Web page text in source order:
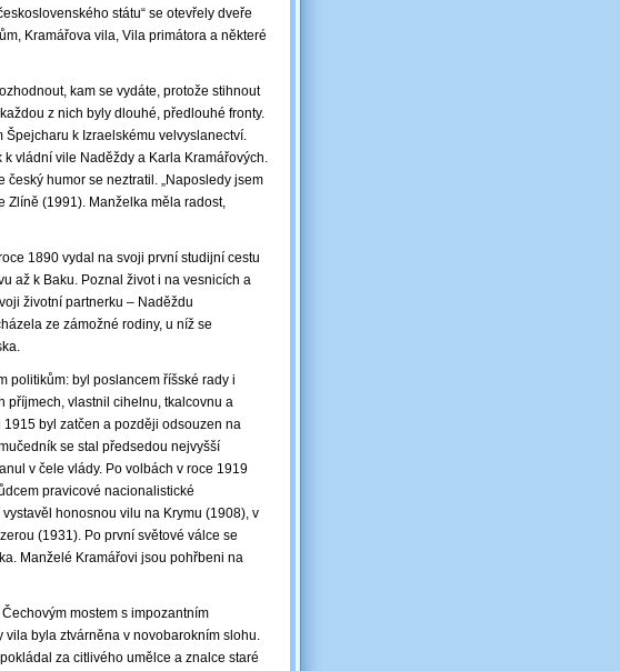
státu“ se otevřely dveře
Kramářova vila, Vila primátora a některé
kam se vydáte, protože stihnout
z nich byly dlouhé, předlouhé fronty.
k Izraelskému velvyslanectví.
vládní vile Naděždy a Karla Kramářových.
humor se neztratil. „Naposledy jsem
Zlíně (1991). Manželka měla radost,
1890 vydal na svoji první studijní cestu
až k Baku. Poznal život i na vesnicích a
životní partnerku – Naděždu
ze zámožné rodiny, u níž se
politikům: byl poslancem říšské rady i
příjmech, vlastnil cihelnu, tkalcovnu a
byl zatčen a později odsouzen na
se stal předsedou nejvyšší
v čele vlády. Po volbách v roce 1919
pravicové nacionalistické
honosnou vilu na Krymu (1908), v
(1931). Po první světové válce se
Manželé Kramářovi jsou pohřbeni na
mostem s impozantním
byla ztvárněna v novobarokním slohu.
za citlivého umělce a znalce staré